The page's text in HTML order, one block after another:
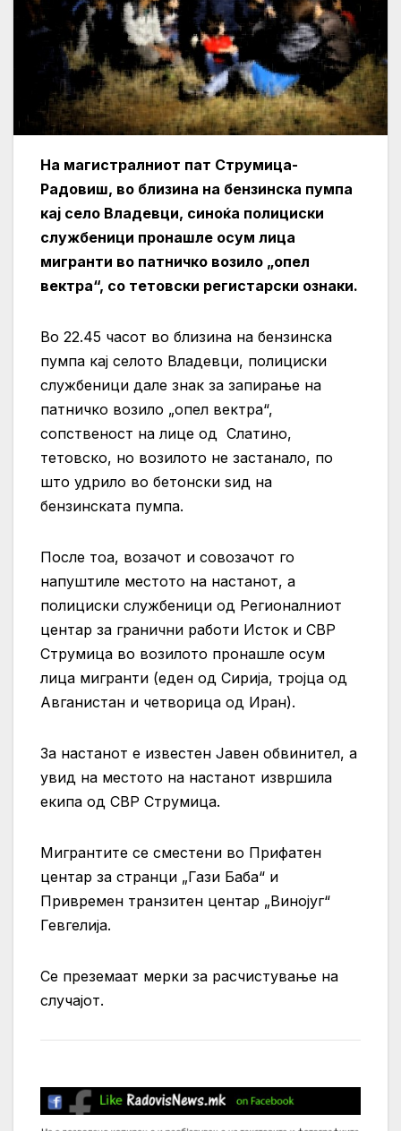
На магистралниот пат Струмица-
Радовиш, во близина на бензинска пумпа
кај село Владевци, синоќа полициски
службеници пронашле осум лица
мигранти во патничко возило „опел
вектра“, со тетовски регистарски ознаки.
Во 22.45 часот во близина на бензинска
пумпа кај селото Владевци, полициски
службеници дале знак за запирање на
патничко возило „опел вектра“,
сопственост на лице од Слатино,
тетовско, но возилото не застанало, по
што удрило во бетонски ѕид на
бензинската пумпа.
После тоа, возачот и совозачот го
напуштиле местото на настанот, а
полициски службеници од Регионалниот
центар за гранични работи Исток и СВР
Струмица во возилото пронашле осум
лица мигранти (еден од Сирија, тројца од
Авганистан и четворица од Иран).
За настанот е известен Јавен обвинител, а
увид на местото на настанот извршила
екипа од СВР Струмица.
Мигрантите се сместени во Прифатен
центар за странци „Гази Баба“ и
Привремен транзитен центар „Винојуг“
Гевгелија.
Се преземаат мерки за расчистување на
случајот.